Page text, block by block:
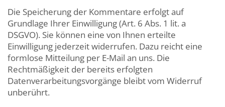
Die Speicherung der Kommentare erfolgt auf
Grundlage Ihrer Einwilligung (Art. 6 Abs. 1 lit. a
DSGVO). Sie können eine von Ihnen erteilte
Einwilligung jederzeit widerrufen. Dazu reicht eine
formlose Mitteilung per E-Mail an uns. Die
Rechtmäßigkeit der bereits erfolgten
Datenverarbeitungsvorgänge bleibt vom Widerruf
unberührt.